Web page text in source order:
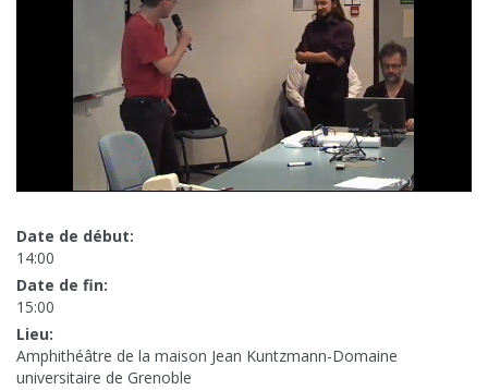
Date de début:
14:00
Date de fin:
15:00
Lieu:
Amphithéâtre de la maison Jean Kuntzmann-Domaine
universitaire de Grenoble